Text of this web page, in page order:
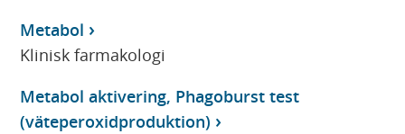
Metabol
Klinisk farmakologi
Metabol aktivering, Phagoburst test
(väteperoxidproduktion)